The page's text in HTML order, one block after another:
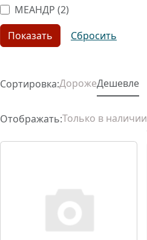
МЕАНДР (2)
Сортировка:ДорожеДешевле
Отображать:Только в наличии